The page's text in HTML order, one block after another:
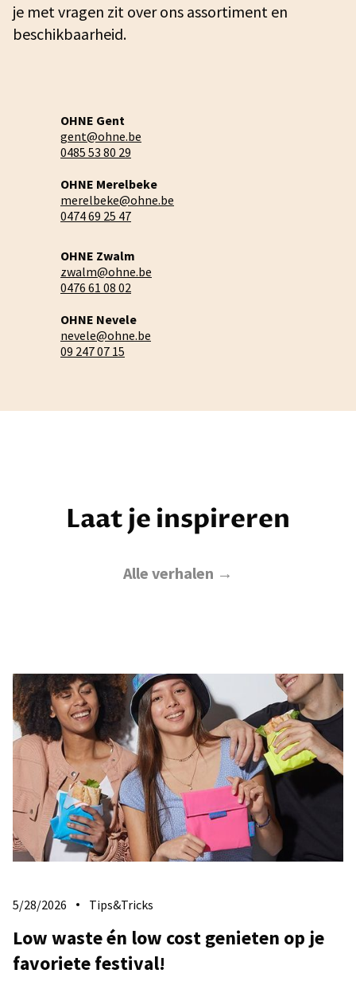
je met vragen zit over ons assortiment en
beschikbaarheid.
OHNE Gent
gent@ohne.be
0485 53 80 29
OHNE Merelbeke
merelbeke@ohne.be
0474 69 25 47
OHNE Zwalm
zwalm@ohne.be
0476 61 08 02
OHNE Nevele
nevele@ohne.be
09 247 07 15
Laat je inspireren
Alle verhalen →
5/28/2026 Tips&Tricks
Low waste én low cost genieten op je
favoriete festival!